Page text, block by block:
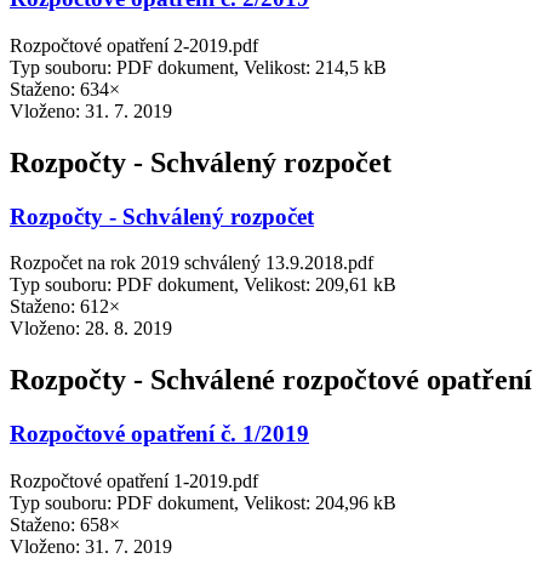
Rozpočtové opatření 2-2019.pdf
Typ souboru: PDF dokument, Velikost: 214,5 kB
Staženo: 634×
Vloženo: 31. 7. 2019
Rozpočty - Schválený rozpočet
Rozpočty - Schválený rozpočet
Rozpočet na rok 2019 schválený 13.9.2018.pdf
Typ souboru: PDF dokument, Velikost: 209,61 kB
Staženo: 612×
Vloženo: 28. 8. 2019
Rozpočty - Schválené rozpočtové opatření
Rozpočtové opatření č. 1/2019
Rozpočtové opatření 1-2019.pdf
Typ souboru: PDF dokument, Velikost: 204,96 kB
Staženo: 658×
Vloženo: 31. 7. 2019